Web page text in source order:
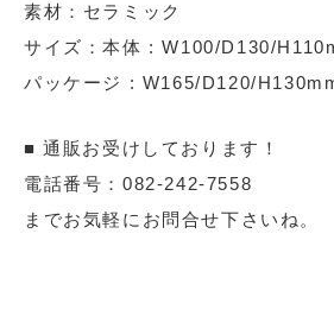
素材：セラミック
サイズ：本体 : W100/D130/
パッケージ : W165/D120/
■ 通販お受けしております！
電話番号：082-242-7558
までお気軽にお問合せ下さいね。